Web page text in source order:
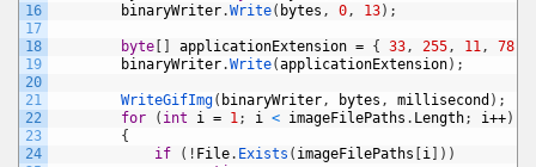
16
17
18
19
20
21
22
23
24
binaryWriter.Write( bytes , 0, 13) ;
byte applicationExtension = { 33, 255, 11, 78
binaryWriter.Write(applicationExtension) ;
WriteGifImg( binaryWriter, bytes , millisecond ) ;
for
( int i = 1; i < imageFilePaths . Length; i++)
{
if
( ! File. Exists ( imageFilePaths i ) )